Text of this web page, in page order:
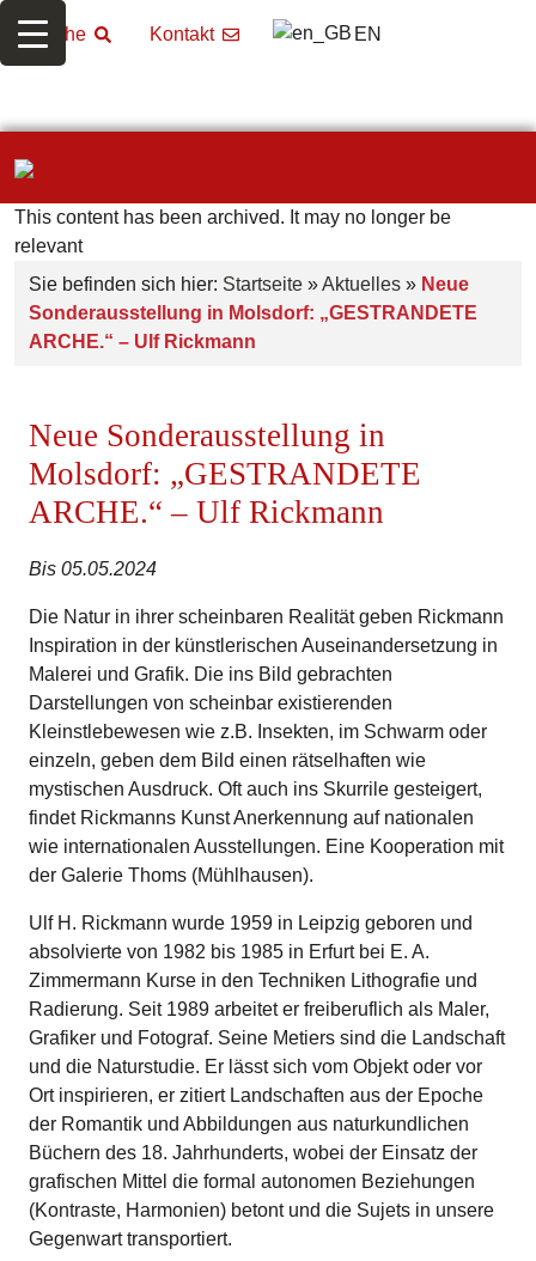
Suche Kontakt EN
This content has been archived. It may no longer be
relevant
Sie befinden sich hier: Startseite »Aktuelles » Neue
Sonderausstellung in Molsdorf: „GESTRANDETE
ARCHE.“ – Ulf Rickmann
Neue Sonderausstellung in
Molsdorf: „GESTRANDETE
ARCHE.“ – Ulf Rickmann
Bis 05.05.2024
Die Natur in ihrer scheinbaren Realität geben Rickmann
Inspiration in der künstlerischen Auseinandersetzung in
Malerei und Grafik. Die ins Bild gebrachten
Darstellungen von scheinbar existierenden
Kleinstlebewesen wie z.B. Insekten, im Schwarm oder
einzeln, geben dem Bild einen rätselhaften wie
mystischen Ausdruck. Oft auch ins Skurrile gesteigert,
findet Rickmanns Kunst Anerkennung auf nationalen
wie internationalen Ausstellungen. Eine Kooperation mit
der Galerie Thoms (Mühlhausen).
Ulf H. Rickmann wurde 1959 in Leipzig geboren und
absolvierte von 1982 bis 1985 in Erfurt bei E. A.
Zimmermann Kurse in den Techniken Lithografie und
Radierung. Seit 1989 arbeitet er freiberuflich als Maler,
Grafiker und Fotograf. Seine Metiers sind die Landschaft
und die Naturstudie. Er lässt sich vom Objekt oder vor
Ort inspirieren, er zitiert Landschaften aus der Epoche
der Romantik und Abbildungen aus naturkundlichen
Büchern des 18. Jahrhunderts, wobei der Einsatz der
grafischen Mittel die formal autonomen Beziehungen
(Kontraste, Harmonien) betont und die Sujets in unsere
Gegenwart transportiert.